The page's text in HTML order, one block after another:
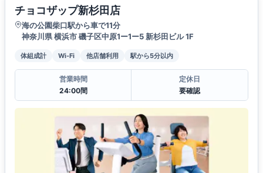
チョコザップ新杉田店
海の公園柴口駅から車で11分
神奈川県 横浜市 磯子区中原1ー1ー5 新杉田ビル 1F
体組成計 Wi-Fi 他店舗利用 駅から5分以内
営業時間
24:00間
定休日
要確認